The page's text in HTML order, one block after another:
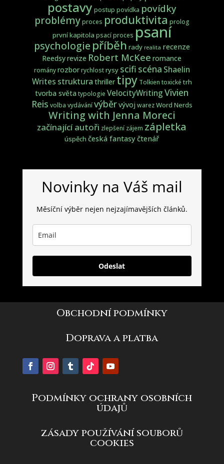
postavy postup povídka povídky
problémyproces produktivita prolog
první kapitola psací proces psaní
psychologie příběh rady realita recenze
Reedsyrevize Robert McKee romance
rományrozborrychlostrysy scifi scéna Shaelin
Writes struktura thriller tipy Tolkien toxické trh
tvorba světa typologie VelocityWriting Vivien
Reis volba vydávánívýběrvývoj warezWord Nerds
Writing with Jenna Moreci
začínající autoři zlepšení zájem zápletka
úspěch česká fantasyčtenář
Novinky na Váš mail
Měsíční výběr nejen nejzajímavějších článků.
Odeslat
Obchodní podmínky
Doprava a platba
Podmínky ochrany osobních
údajů
zásady používání souborů
cookies